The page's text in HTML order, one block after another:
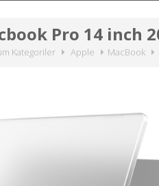
Pro 14 inch
Kategoriler Apple MacBook